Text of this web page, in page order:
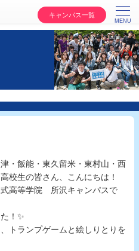
キャンパス一覧
・飯能・東久留米・東村山・西
校生の皆さん、こんにちは！
高等学院 所沢キャンパスで
！✨
トランプゲームと絵しりとりを